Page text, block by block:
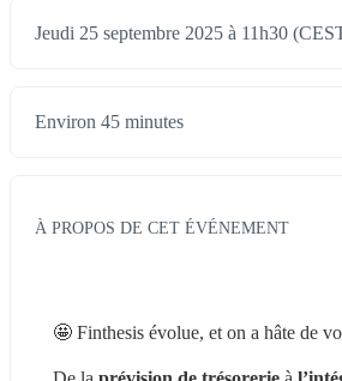
Jeudi 25 septembre 2025 à 11h30
Environ 45 minutes
À PROPOS DE CET ÉVÉNEMENT
🤩 Finthesis évolue, et on a hâte de